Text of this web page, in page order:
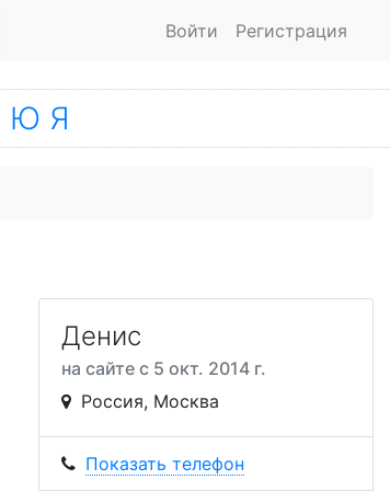
Войти Регистрация
Денис
на сайте с 5 окт. 2014 г.
Россия, Москва
Показать телефон
Ю Я